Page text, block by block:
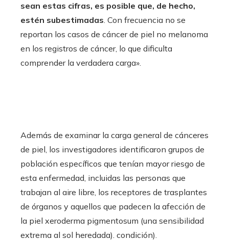
sean estas cifras, es posible que, de hecho,
estén subestimadas. Con frecuencia no se
reportan los casos de cáncer de piel no melanoma
en los registros de cáncer, lo que dificulta
comprender la verdadera carga».
Además de examinar la carga general de cánceres
de piel, los investigadores identificaron grupos de
población específicos que tenían mayor riesgo de
esta enfermedad, incluidas las personas que
trabajan al aire libre, los receptores de trasplantes
de órganos y aquellos que padecen la afección de
la piel xeroderma pigmentosum (una sensibilidad
extrema al sol heredada). condición).